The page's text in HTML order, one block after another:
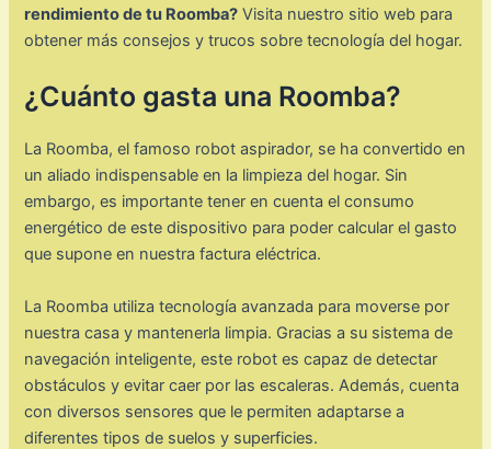
rendimiento de tu Roomba? Visita nuestro sitio web para
obtener más consejos y trucos sobre tecnología del hogar.
¿Cuánto gasta una Roomba?
La Roomba, el famoso robot aspirador, se ha convertido en
un aliado indispensable en la limpieza del hogar. Sin
embargo, es importante tener en cuenta el consumo
energético de este dispositivo para poder calcular el gasto
que supone en nuestra factura eléctrica.
La Roomba utiliza tecnología avanzada para moverse por
nuestra casa y mantenerla limpia. Gracias a su sistema de
navegación inteligente, este robot es capaz de detectar
obstáculos y evitar caer por las escaleras. Además, cuenta
con diversos sensores que le permiten adaptarse a
diferentes tipos de suelos y superficies.